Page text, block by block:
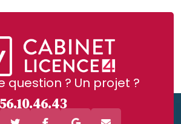
question ? Un projet ?